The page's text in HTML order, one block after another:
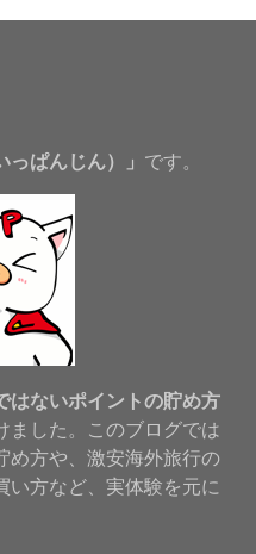
ぱんじん）」 です。
はないポイントの貯め方
ました。このブログでは
め方や、激安海外旅行の
い方など、実体験を元に